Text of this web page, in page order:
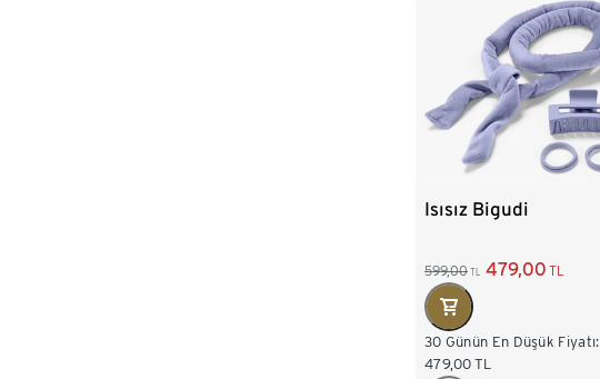
Isısız Bigudi
599,00 TL 479,00 TL
30 Günün En Düşük Fiyatı:
479,00 TL